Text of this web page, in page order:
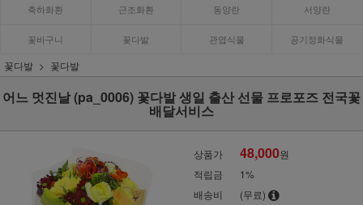
축하화환 근조화환 동양란 서양란
꽃바구니 꽃다발 관엽식물 공기정화식물
꽃다발 꽃다발
어느 멋진날 (pa_0006) 꽃다발 생일 출산 선물 프로포즈 전국꽃
배달서비스
상품가 48,000원
적립금
1%
배송비
(무료)